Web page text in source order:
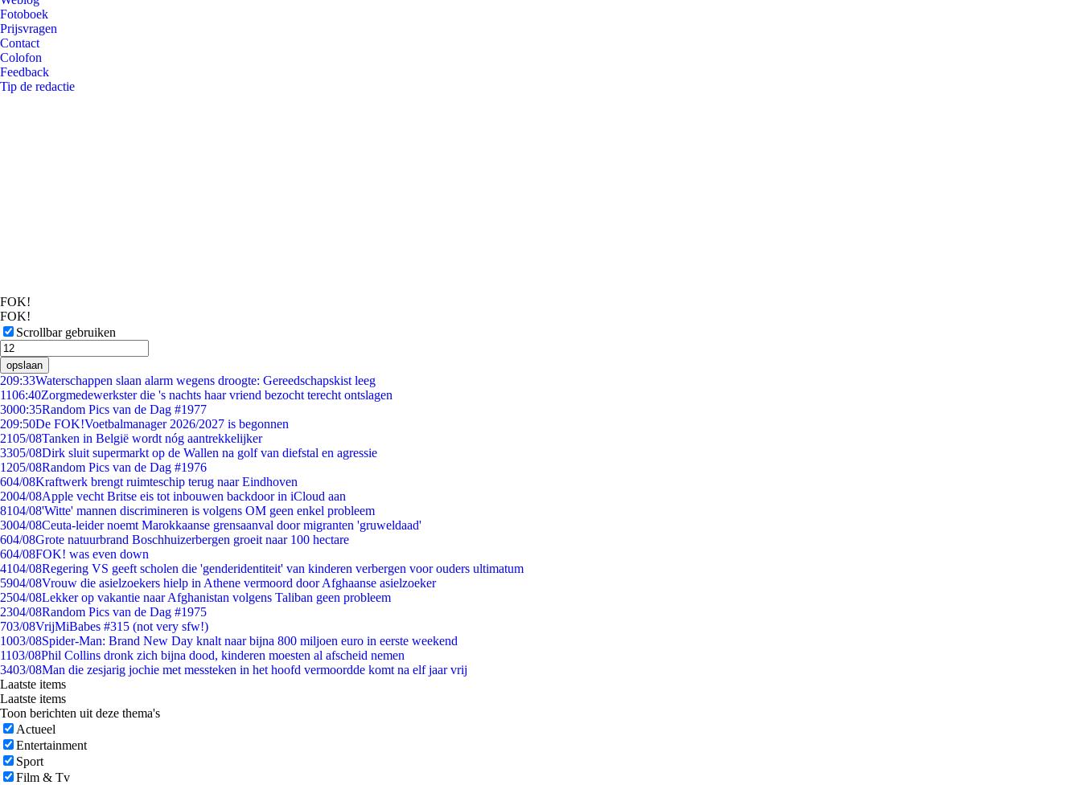
Fotoboek
Prijsvragen
Contact
Colofon
Feedback
Tip de redactie
FOK!
FOK!
Scrollbar gebruiken
opslaan
209:33Waterschappen slaan alarm wegens droogte: Gereedschapskist leeg
1106:40Zorgmedewerkster die 's nachts haar vriend bezocht terecht ontslagen
3000:35Random Pics van de Dag #1977
209:50De FOK!Voetbalmanager 2026/2027 is begonnen
2105/08Tanken in België wordt nóg aantrekkelijker
3305/08Dirk sluit supermarkt op de Wallen na golf van diefstal en agressie
1205/08Random Pics van de Dag #1976
604/08Kraftwerk brengt ruimteschip terug naar Eindhoven
2004/08Apple vecht Britse eis tot inbouwen backdoor in iCloud aan
8104/08'Witte' mannen discrimineren is volgens OM geen enkel probleem
3004/08Ceuta-leider noemt Marokkaanse grensaanval door migranten 'gruweldaad'
604/08Grote natuurbrand Boschhuizerbergen groeit naar 100 hectare
604/08FOK! was even down
4104/08Regering VS geeft scholen die 'genderidentiteit' van kinderen verbergen voor ouders ultimatum
5904/08Vrouw die asielzoekers hielp in Athene vermoord door Afghaanse asielzoeker
2504/08Lekker op vakantie naar Afghanistan volgens Taliban geen probleem
2304/08Random Pics van de Dag #1975
703/08VrijMiBabes #315 (not very sfw!)
1003/08Spider-Man: Brand New Day knalt naar bijna 800 miljoen euro in eerste weekend
1103/08Phil Collins dronk zich bijna dood, kinderen moesten al afscheid nemen
3403/08Man die zesjarig jochie met messteken in het hoofd vermoordde komt na elf jaar vrij
Laatste items
Laatste items
Toon berichten uit deze thema's
Actueel
Entertainment
Sport
Film & Tv